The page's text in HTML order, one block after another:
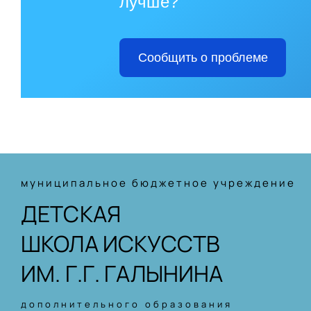
Сообщить о проблеме
муниципальное бюджетное учреждение
ДЕТСКАЯ
ШКОЛА ИСКУССТВ
ИМ. Г.Г. ГАЛЫНИНА
дополнительного образования